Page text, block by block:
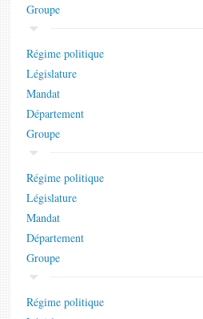
Groupe
Régime politique
Législature
Mandat
Département
Groupe
Régime politique
Législature
Mandat
Département
Groupe
Régime politique